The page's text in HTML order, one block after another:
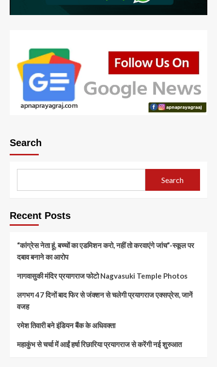
Search
Search
Recent Posts
“कांग्रेस नेता हूं, बच्चों का एडमिशन करो, नहीं तो करवाएंगे जांच”-स्कूल पर
दबाव बनाने का आरोप
नागवासुकी मंदिर प्रयागराज फोटो Nagvasuki Temple Photos
लगभग 47 दिनों बाद फिर से जंक्शन से चलेगी प्रयागराज एक्सप्रेस, जानें
वजह
रमेश तिवारी बने इंडियन बैंक के अधिवक्ता
महाकुंभ से चर्चा में आईं हर्षा रिछारिया प्रयागराज से करेंगी नई शुरुआत